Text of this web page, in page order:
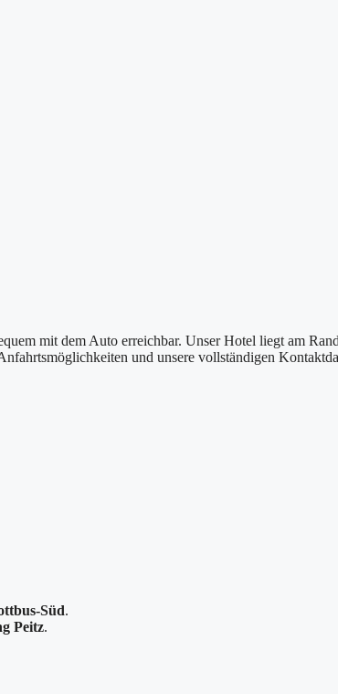
mit dem Auto erreichbar. Unser Hotel liegt am
und unsere vollständigen
Süd.
Peitz.